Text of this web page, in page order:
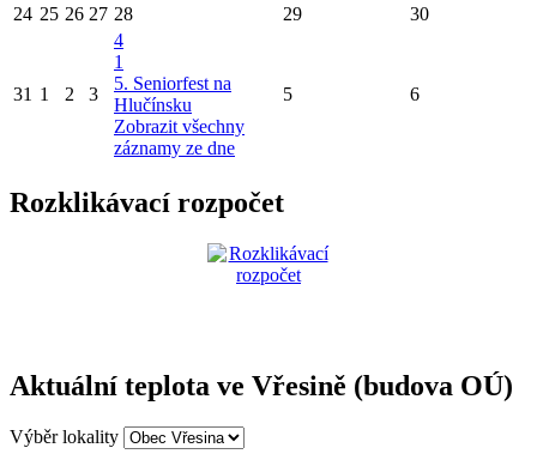
24 25 26 27 28 29 30
31 1 2 3
4
1
5. Seniorfest na
Hlučínsku
Zobrazit všechny
záznamy ze dne
5 6
Rozklikávací rozpočet
Aktuální teplota ve Vřesině (budova OÚ)
Výběr lokality